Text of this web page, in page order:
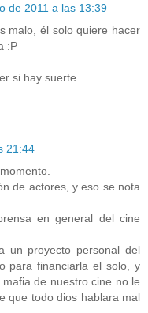
de 2011 a las 13:39
malo, él solo quiere hacer
:P
si hay suerte...
21:44
de actores, y eso se nota
en general del cine
un proyecto personal del
para financiarla el solo, y
de nuestro cine no le
que todo dios hablara mal